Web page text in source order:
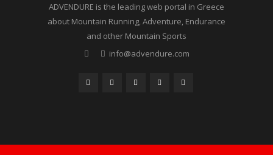
ADVENDURE is the leading web portal in Greece
about Mountain Running, Adventure, Endurance
and other Mountain Sports
info@advendure.com